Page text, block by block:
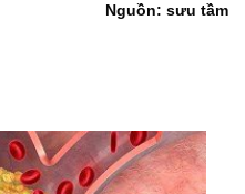
Nguồn: sưu tầm